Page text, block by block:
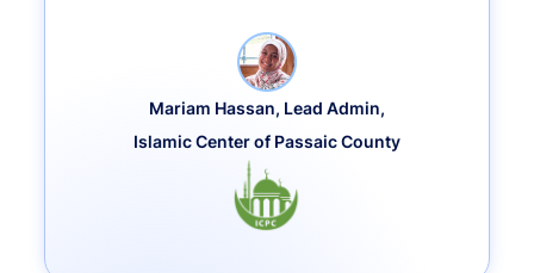
Mariam Hassan, Lead Admin,
Islamic Center of Passaic County